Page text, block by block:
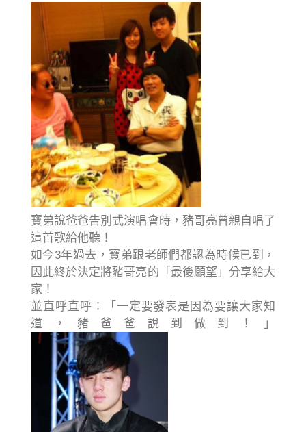
寶弟說爸爸告別式演唱會時，豬哥亮曾親自唱了
這首歌給他聽！
如今3年過去，寶弟跟老師們都認為時候已到，
因此終於決定將豬哥亮的「最後願望」分享給大
家！
並直呼直呼：「一定要發表是因為要讓大家知
道，豬爸爸說到做到！」